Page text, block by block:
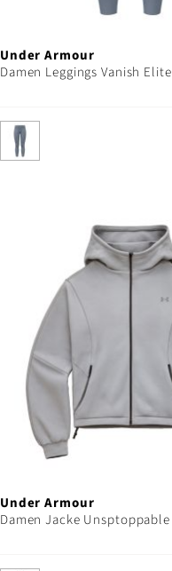
Under Armour
Damen Leggings Vanish Elite
Under Armour
Damen Jacke Unsptoppable